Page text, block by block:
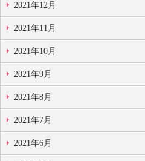
2021年12月
2021年11月
2021年10月
2021年9月
2021年8月
2021年7月
2021年6月